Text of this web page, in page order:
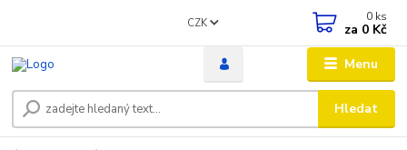
Menu
CZK
Hledat
0 ks
za 0 Kč